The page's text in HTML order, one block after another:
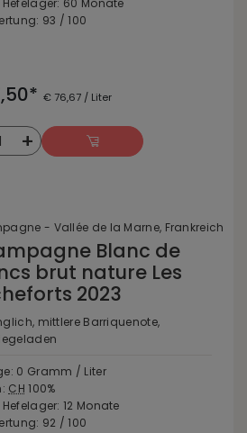
Hefelager: 60 Monate
93 / 100
€ 76,67 / Liter
+
- Vallée de la Marne, Frankreich
Blanc de
brut nature Les
2023
mittlere Barriquenote,
0 Gramm / Liter
CH 100%
12 Monate
92 / 100